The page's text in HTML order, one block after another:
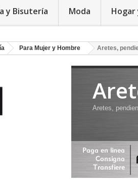
y Bisutería Moda Hogar
Para Mujer y Hombre Aretes,
Aretes,